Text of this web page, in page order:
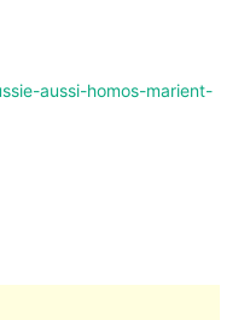
aussi-homos-marient-